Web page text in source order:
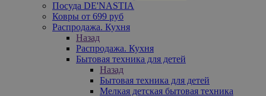
Посуда DE'NASTIA
Ковры от 699 руб
Распродажа. Кухня
Назад
Распродажа. Кухня
Бытовая техника для детей
Назад
Бытовая техника для детей
Мелкая детская бытовая техника